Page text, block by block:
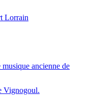
Lorrain
ancienne de
Vignogoul.